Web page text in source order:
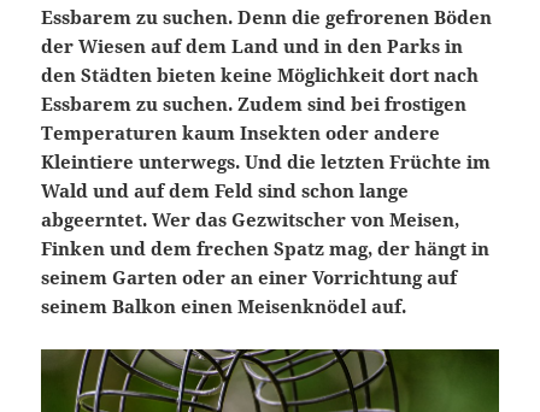
Essbarem zu suchen. Denn die gefrorenen Böden
der Wiesen auf dem Land und in den Parks in
den Städten bieten keine Möglichkeit dort nach
Essbarem zu suchen. Zudem sind bei frostigen
Temperaturen kaum Insekten oder andere
Kleintiere unterwegs. Und die letzten Früchte im
Wald und auf dem Feld sind schon lange
abgeerntet. Wer das Gezwitscher von Meisen,
Finken und dem frechen Spatz mag, der hängt in
seinem Garten oder an einer Vorrichtung auf
seinem Balkon einen Meisenknödel auf.